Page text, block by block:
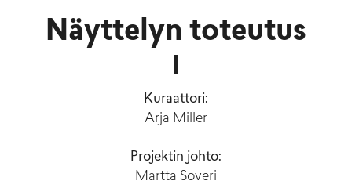
Näyttelyn toteutus
Kuraattori:
Arja Miller
Projektin johto:
Martta Soveri